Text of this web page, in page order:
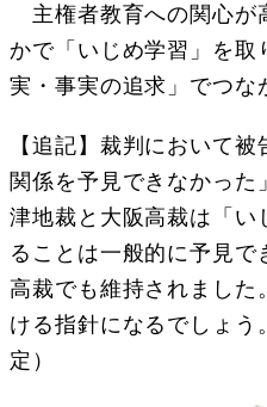
主権者教育への関心が
かで「いじめ学習」を取
実・事実の追求」でつな
【追記】裁判において
関係を予見できなかっ
津地裁と大阪高裁は「い
ることは一般的に予見
高裁でも維持されました
ける指針になるでしょう
定）